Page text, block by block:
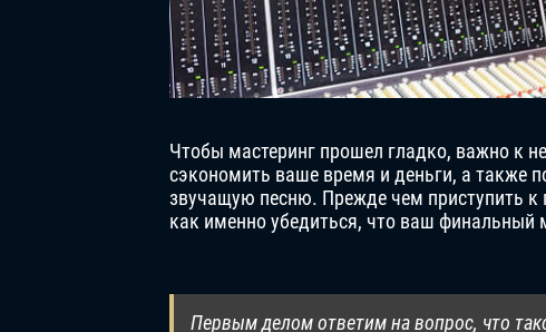
Чтобы мастеринг прошел гладко, важно к
сэкономить ваше время и деньги, а также
звучащую песню. Прежде чем приступить к
как именно убедиться, что ваш
Первым делом ответим на вопрос, что